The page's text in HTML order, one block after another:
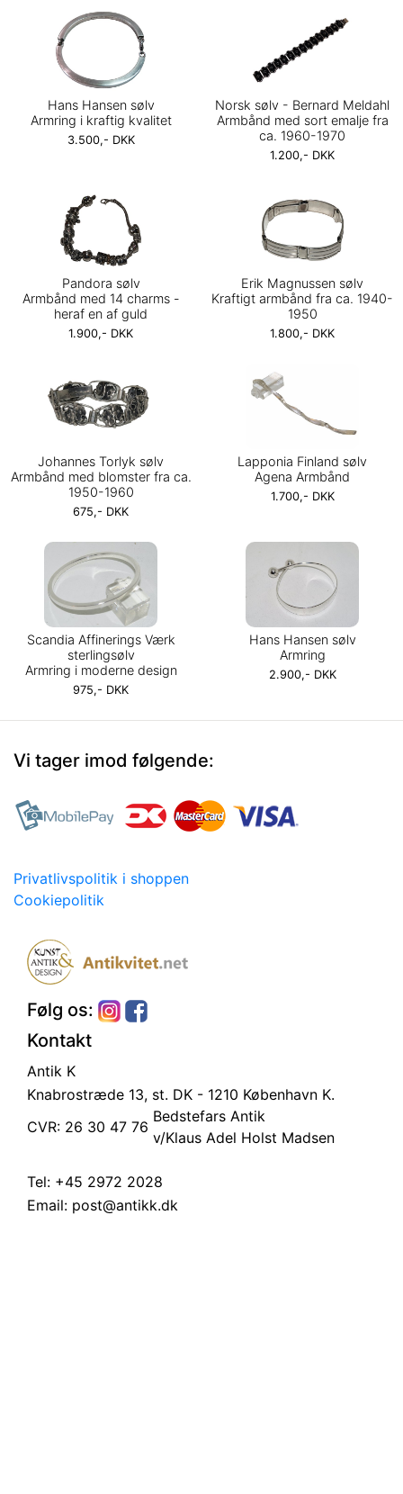
Hans Hansen sølv
Armring i kraftig kvalitet
3.500,- DKK
Norsk sølv - Bernard Meldahl
Armbånd med sort emalje fra
ca. 1960-1970
1.200,- DKK
Pandora sølv
Armbånd med 14 charms -
heraf en af guld
1.900,- DKK
Erik Magnussen sølv
Kraftigt armbånd fra ca. 1940-
1950
1.800,- DKK
Johannes Torlyk sølv
Armbånd med blomster fra ca.
1950-1960
675,- DKK
Lapponia Finland sølv
Agena Armbånd
1.700,- DKK
Scandia Affinerings Værk
sterlingsølv
Armring i moderne design
975,- DKK
Hans Hansen sølv
Armring
2.900,- DKK
Vi tager imod følgende:
Privatlivspolitik i shoppen
Cookiepolitik
Følg os:
Kontakt
Antik K
Knabrostræde 13, st. DK - 1210 København K.
CVR: 26 30 47 76
Bedstefars Antik
v/Klaus Adel Holst Madsen
Tel: +45 2972 2028
Email: post@antikk.dk